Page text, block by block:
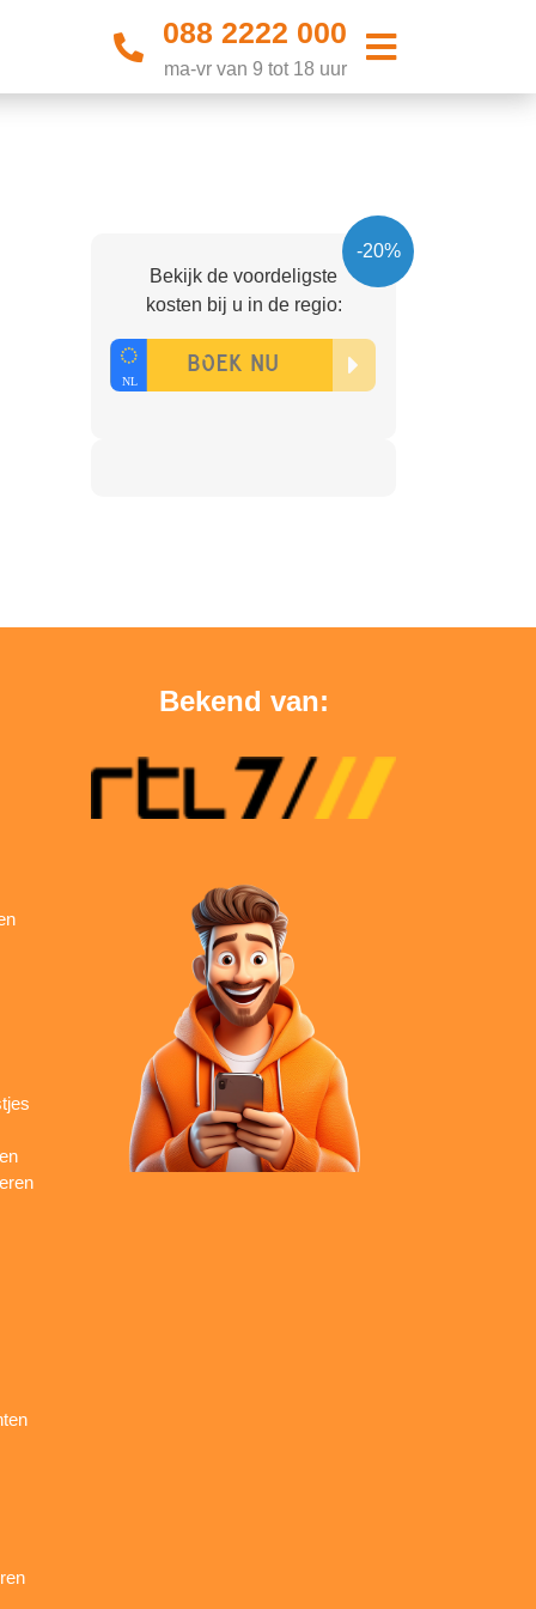
088 2222 000
ma-vr van 9 tot 18 uur
-20%
Bekijk de voordeligste
kosten bij u in de regio:
Bekend van: